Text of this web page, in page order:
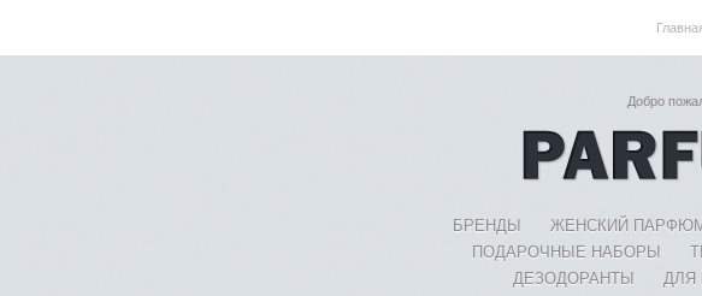
Добро
БРЕНДЫ ЖЕНСКИЙ
ПОДАРОЧНЫЕ НАБОРЫ
ДЕЗОДОРАНТЫ
ДЛЯ